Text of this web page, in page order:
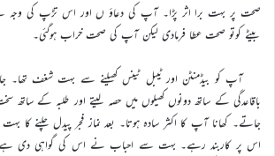
صحت پر بہت برا اثر پڑا۔ آپ کی دعاؤ ں اور اس تڑپ کی
بیٹے کوتو صحت عطا فرمادی لیکن آپ کی صحت خراب ہوگئی۔
آپ کو بیڈمنٹن اور ٹیبل ٹینس کھیلنے سے بہت شغف تھا۔
باقاعدگی کے ساتھ دونوں کھیلوں میں حصہ لیتے اور طلبہ کے ساتھ
جاتے۔ کھانا آپ کا اکثر سادہ ہوتا۔ بعد نماز فجر پیدل چلنے کا
اس پر کاربند رہے۔ بہت سے احباب نے اس کی گواہی